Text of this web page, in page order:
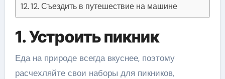
12. Съездить в путешествие на машине
1. Устроить пикник
Еда на природе всегда вкуснее, поэтому
расчехляйте свои наборы для пикников,